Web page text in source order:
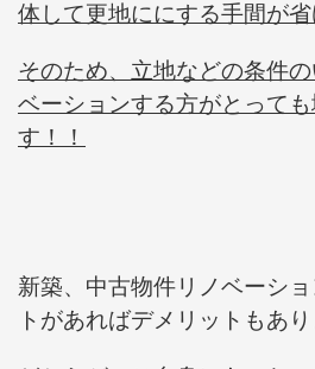
体して更地ににする手間が省
そのため、立地などの条件
ベーションする方がとって
す！！
新築、中古物件リノベーシ
トがあればデメリットもあり